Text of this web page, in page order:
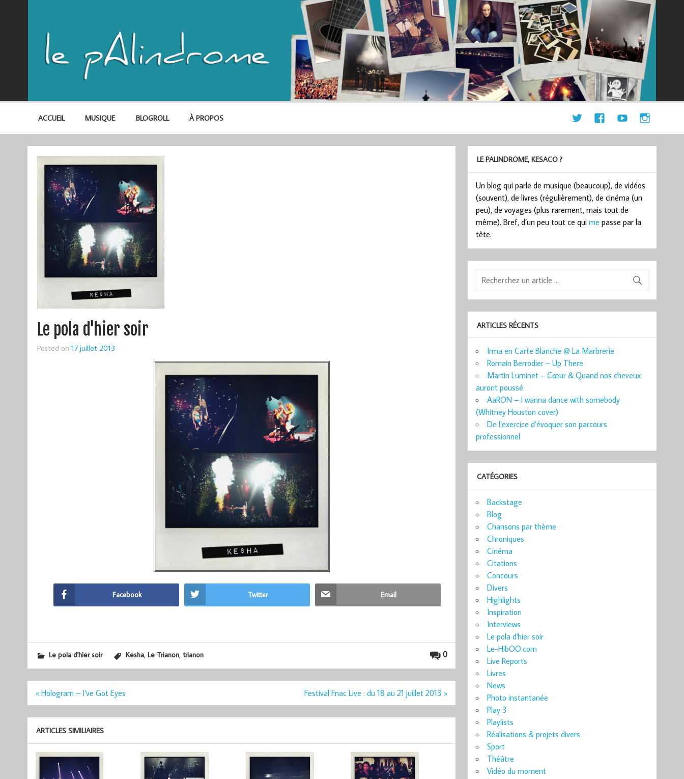
ACCUEIL MUSIQUE BLOGROLL À PROPOS
Le pola d'hier soir
Posted on 17 juillet 2013
Facebook Twitter Email
0
Le pola d'hier soir Kesha, Le Trianon, trianon
Navigation
l’article
« Hologram – I’ve Got Eyes Festival Fnac Live : du 18 au 21 juillet 2013 »
ARTICLES SIMILIAIRES
LE PALINDROME, KESACO ?
Un blog qui parle de musique (beaucoup), de vidéos
(souvent), de livres (régulièrement), de cinéma (un
peu), de voyages (plus rarement, mais tout de
même). Bref, d’un peu tout ce quime passe par la
tête.
ARTICLES RÉCENTS
Irma en Carte Blanche @ La Marbrerie
Romain Berrodier – Up There
Martin Luminet – Cœur & Quand nos cheveux
auront poussé
AaRON – I wanna dance with somebody
(Whitney Houston cover)
De l’exercice d’évoquer son parcours
professionnel
CATÉGORIES
Backstage
Blog
Chansons par thème
Chroniques
Cinéma
Citations
Concours
Divers
Highlights
Inspiration
Interviews
Le pola d'hier soir
Le-HibOO.com
Live Reports
Livres
News
Photo instantanée
Play 3
Playlists
Réalisations & projets divers
Sport
Théâtre
Vidéo du moment